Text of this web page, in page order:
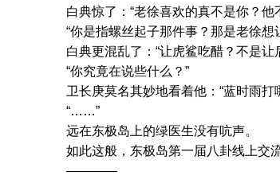
白典惊了：“老徐喜欢的真不是你？他
“你是指螺丝起子那件事？那是老徐想
白典更混乱了：“让虎鲨吃醋？不是让
“你究竟在说些什么？”
卫长庚莫名其妙地看着他：“蓝时雨打
“……”
远在东极岛上的绿医生没有吭声。
如此这般，东极岛第一届八卦线上交流
————